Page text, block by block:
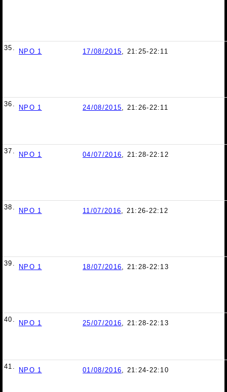
35. NPO 1 17/08/2015, 21:25-22:11
36. NPO 1 24/08/2015, 21:26-22:11
37. NPO 1 04/07/2016, 21:28-22:12
38. NPO 1 11/07/2016, 21:26-22:12
39. NPO 1 18/07/2016, 21:28-22:13
40. NPO 1 25/07/2016, 21:28-22:13
41. NPO 1 01/08/2016, 21:24-22:10